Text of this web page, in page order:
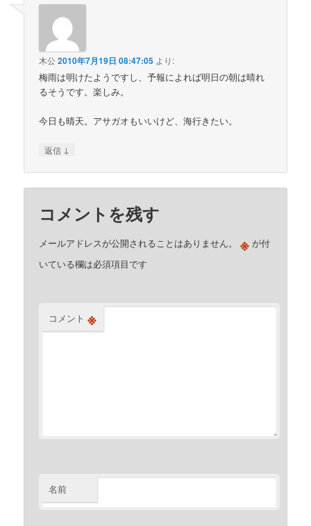
木公2010年7月19日 08:47:05 より:
梅雨は明けたようですし、予報によれば明日の朝は晴れ
るそうです。楽しみ。
今日も晴天。アサガオもいいけど、海行きたい。
返信 ↓
コメントを残す
メールアドレスが公開されることはありません。 ※ が付
いている欄は必須項目です
コメント ※
名前